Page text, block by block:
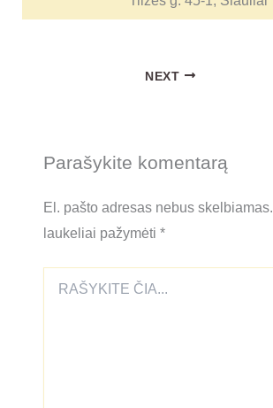
NEXT
Parašykite komentarą
El. pašto adresas nebus skelbiamas.
laukeliai pažymėti *
čia...